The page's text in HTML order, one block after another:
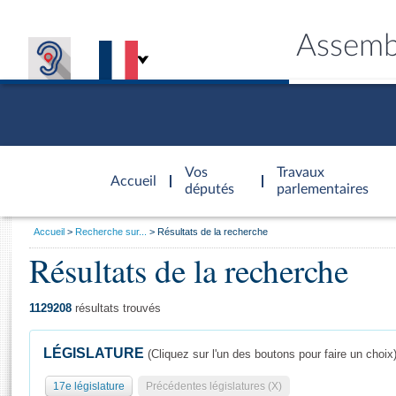
Accueil
d'accueil
Vos
députés
Travaux
parlementaires
Général
Vous
Accueil Recherche sur... Résultats de la recherche
Résultats de la recherche
1129208 résultats trouvés
LÉGISLATURE (Cliquez sur l'un des boutons pour faire un choix)
17e législature Précédentes législatures (X)